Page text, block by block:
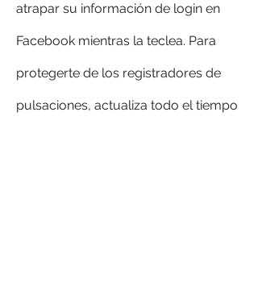
atrapar su información de login en
Facebook mientras la teclea. Para
protegerte de los registradores de
pulsaciones, actualiza todo el tiempo